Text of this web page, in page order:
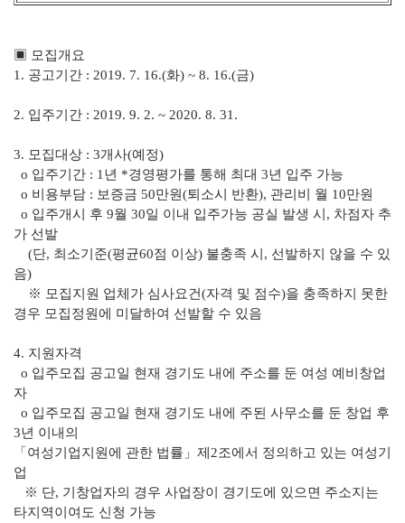
▣ 모집개요
1. 공고기간 : 2019. 7. 16.(화) ~ 8. 16.(금)
2. 입주기간 : 2019. 9. 2. ~ 2020. 8. 31.
3. 모집대상 : 3개사(예정)
o 입주기간 : 1년 *경영평가를 통해 최대 3년 입주 가능
o 비용부담 : 보증금 50만원(퇴소시 반환), 관리비 월 10만원
o 입주개시 후 9월 30일 이내 입주가능 공실 발생 시, 차점자 추
가 선발
(단, 최소기준(평균60점 이상) 불충족 시, 선발하지 않을 수 있
음)
※ 모집지원 업체가 심사요건(자격 및 점수)을 충족하지 못한
경우 모집정원에 미달하여 선발할 수 있음
4. 지원자격
o 입주모집 공고일 현재 경기도 내에 주소를 둔 여성 예비창업
자
o 입주모집 공고일 현재 경기도 내에 주된 사무소를 둔 창업 후
3년 이내의
「여성기업지원에 관한 법률」제2조에서 정의하고 있는 여성기
업
※ 단, 기창업자의 경우 사업장이 경기도에 있으면 주소지는
타지역이여도 신청 가능